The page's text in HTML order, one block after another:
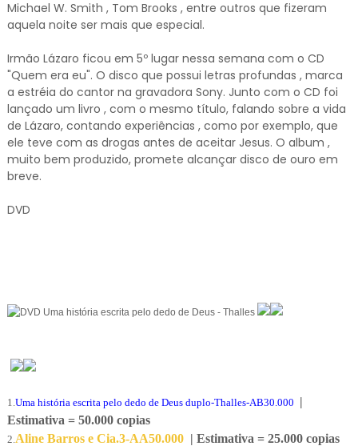
Michael W. Smith , Tom Brooks , entre outros que fizeram
aquela noite ser mais que especial.
Irmão Lázaro ficou em 5º lugar nessa semana com o CD
"Quem era eu". O disco que possui letras profundas , marca
a estréia do cantor na gravadora Sony. Junto com o CD foi
lançado um livro , com o mesmo título, falando sobre a vida
de Lázaro, contando experiências , como por exemplo, que
ele teve com as drogas antes de aceitar Jesus. O album ,
muito bem produzido, promete alcançar disco de ouro em
breve.
DVD
1.Uma história escrita pelo dedo de Deus duplo-Thalles-AB30.000 |
Estimativa = 50.000 copias
2.Aline Barros e Cia.3-AA50.000 | Estimativa = 25.000 copias